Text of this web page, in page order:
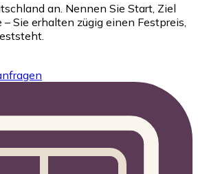
an. Nennen Sie Start, Ziel
Sie erhalten zügig einen Festpreis,